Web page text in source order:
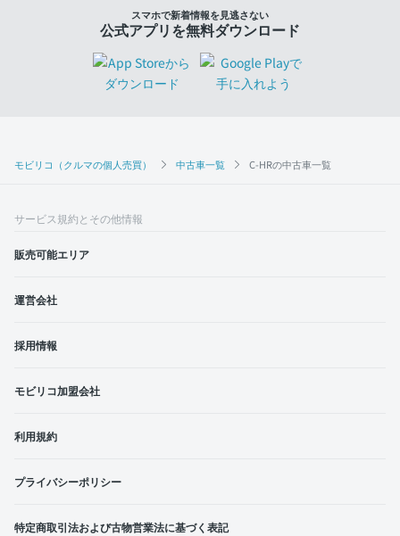
モビリコ（クルマの個人売買） 中古車一覧 C-HRの中古車一覧
スマホで新着情報を見逃さない
公式アプリを無料ダウンロード
サービス規約とその他情報
販売可能エリア
運営会社
採用情報
モビリコ加盟会社
利用規約
プライバシーポリシー
特定商取引法および古物営業法に基づく表記